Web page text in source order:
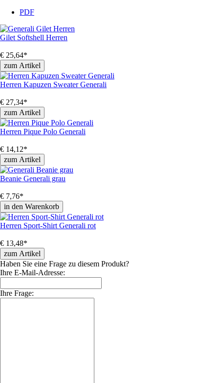
PDF
Gilet Softshell Herren
€ 25,64*
Herren Kapuzen Sweater Generali
€ 27,34*
Herren Pique Polo Generali
€ 14,12*
Beanie Generali grau
€ 7,76*
Herren Sport-Shirt Generali rot
€ 13,48*
Haben Sie eine Frage zu diesem Produkt?
Ihre E-Mail-Adresse:
Ihre Frage: